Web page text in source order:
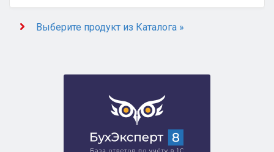
Выберите продукт из Каталога »